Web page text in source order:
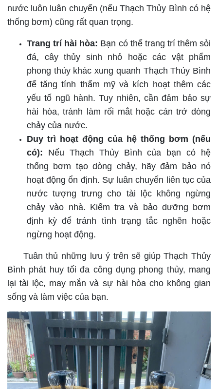
nước luôn luân chuyển (nếu Thạch Thủy Bình có hệ
thống bơm) cũng rất quan trọng.
Trang trí hài hòa: Bạn có thể trang trí thêm sỏi
đá, cây thủy sinh nhỏ hoặc các vật phẩm
phong thủy khác xung quanh Thạch Thủy Bình
để tăng tính thẩm mỹ và kích hoạt thêm các
yếu tố ngũ hành. Tuy nhiên, cần đảm bảo sự
hài hòa, tránh làm rối mắt hoặc cản trở dòng
chảy của nước.
Duy trì hoạt động của hệ thống bơm (nếu
có): Nếu Thạch Thủy Bình của bạn có hệ
thống bơm tạo dòng chảy, hãy đảm bảo nó
hoạt động ổn định. Sự luân chuyển liên tục của
nước tượng trưng cho tài lộc không ngừng
chảy vào nhà. Kiểm tra và bảo dưỡng bơm
định kỳ để tránh tình trạng tắc nghẽn hoặc
ngừng hoạt động.
Tuân thủ những lưu ý trên sẽ giúp Thạch Thủy
Bình phát huy tối đa công dụng phong thủy, mang
lại tài lộc, may mắn và sự hài hòa cho không gian
sống và làm việc của bạn.